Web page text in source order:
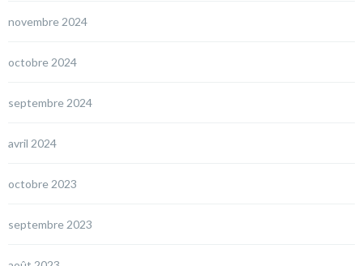
novembre 2024
octobre 2024
septembre 2024
avril 2024
octobre 2023
septembre 2023